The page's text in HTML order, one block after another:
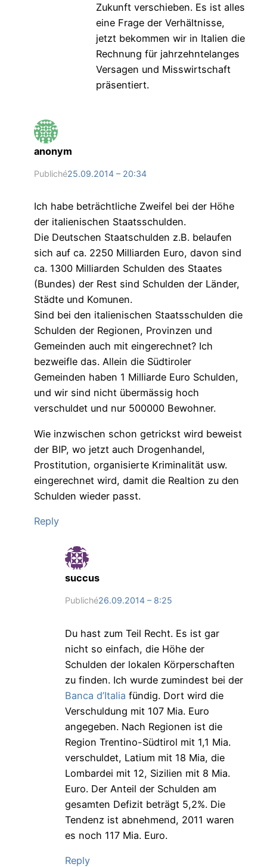
Zukunft verschieben. Es ist alles
eine Frage der Verhältnisse,
jetzt bekommen wir in Italien die
Rechnung für jahrzehntelanges
Versagen und Misswirtschaft
präsentiert.
anonym
Publiché25.09.2014 – 20:34
Ich habe beträchtliche Zweifel bei der Höhe
der italienischen Staatsschulden.
Die Deutschen Staatschulden z.B. belaufen
sich auf ca. 2250 Milliarden Euro, davon sind
ca. 1300 Milliarden Schulden des Staates
(Bundes) der Rest sind Schulden der Länder,
Städte und Komunen.
Sind bei den italienischen Staatsschulden die
Schulden der Regionen, Provinzen und
Gemeinden auch mit eingerechnet? Ich
bezweifle das. Allein die Südtiroler
Gemeinden haben 1 Milliarde Euro Schulden,
und wir sind nicht übermässig hoch
verschuldet und nur 500000 Bewohner.
Wie inzwischen schon getrickst wird beweist
der BIP, wo jetzt auch Drogenhandel,
Prostitution, organisierte Kriminalität usw.
eingerechnet wird, damit die Realtion zu den
Schulden wieder passt.
Reply
succus
Publiché26.09.2014 – 8:25
Du hast zum Teil Recht. Es ist gar
nicht so einfach, die Höhe der
Schulden der lokalen Körperschaften
zu finden. Ich wurde zumindest bei der
Banca d’Italia fündig. Dort wird die
Verschuldung mit 107 Mia. Euro
angegeben. Nach Regionen ist die
Region Trentino-Südtirol mit 1,1 Mia.
verschuldet, Latium mit 18 Mia, die
Lombardei mit 12, Sizilien mit 8 Mia.
Euro. Der Anteil der Schulden am
gesamten Defizit beträgt 5,2%. Die
Tendenz ist abnehmend, 2011 waren
es noch 117 Mia. Euro.
Reply